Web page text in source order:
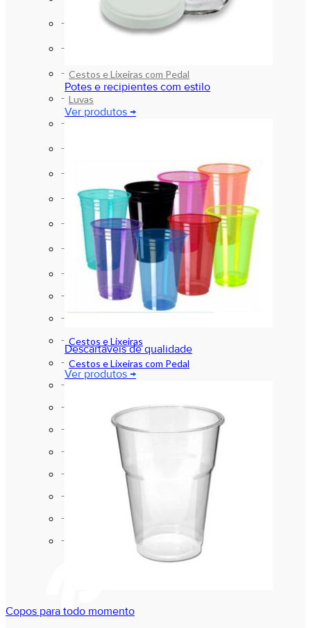
Bacias e Baldes
Cestos e Lixeiras com Pedal
Luvas
Produtos de Limpeza
Sabonetes e Assépticos (Alcool)
Sacos para Lixo
Sinalização
Vassouras e Rodos
Aventáis , Máscaras , Toucas e afins
Cestos e Lixeiras
Cestos e Lixeiras com Pedal
Papel Higiênico
Produtos de Higiene
Produtos de Limpeza
Sabonetes e Assépticos (Alcool)
Sacos para Lixo
Vassouras e Rodos
Potes e recipientes com estilo
Ver produtos →
Descartáveis de qualidade
Ver produtos →
Copos para todo momento